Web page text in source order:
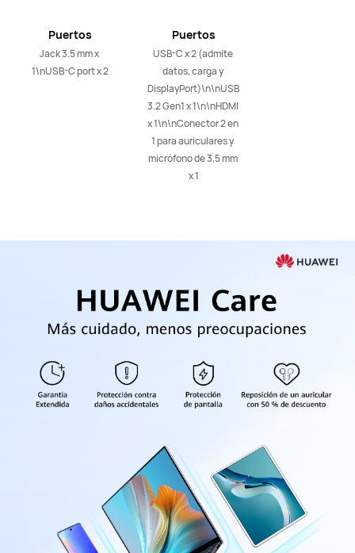
Puertos
Jack 3.5 mm x
1\nUSB-C port x 2
Puertos
USB-C x 2 (admite
datos, carga y
DisplayPort)\n\nUSB
3.2 Gen1 x 1\n\nHDMI
x 1\n\nConector 2 en
1 para auriculares y
micrófono de 3,5 mm
x 1